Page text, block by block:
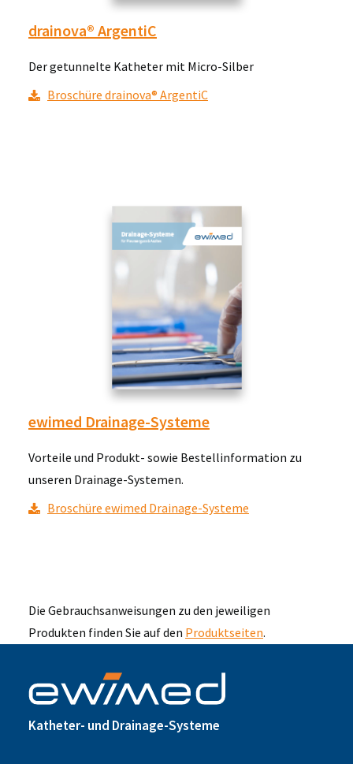
drainova® ArgentiC
Der getunnelte Katheter mit Micro-Silber
Broschüre drainova® ArgentiC
ewimed Drainage-Systeme
Vorteile und Produkt- sowie Bestellinformation zu
unseren Drainage-Systemen.
Broschüre ewimed Drainage-Systeme
Die Gebrauchsanweisungen zu den jeweiligen
Produkten finden Sie auf den Produktseiten.
Katheter- und Drainage-Systeme